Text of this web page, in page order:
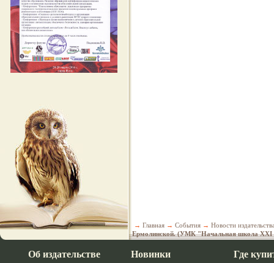
→ Главная → События → Новости
Ермолинской. (УМК "Начальная школа XXI
Об издательстве Новинки Где